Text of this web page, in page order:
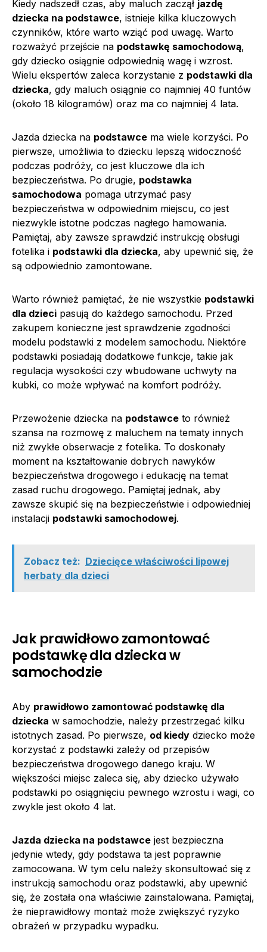
Kiedy nadszedł czas, aby maluch zaczął jazdę
dziecka na podstawce, istnieje kilka kluczowych
czynników, które warto wziąć pod uwagę. Warto
rozważyć przejście na podstawkę samochodową,
gdy dziecko osiągnie odpowiednią wagę i wzrost.
Wielu ekspertów zaleca korzystanie z podstawki dla
dziecka, gdy maluch osiągnie co najmniej 40 funtów
(około 18 kilogramów) oraz ma co najmniej 4 lata.
Jazda dziecka na podstawce ma wiele korzyści. Po
pierwsze, umożliwia to dziecku lepszą widoczność
podczas podróży, co jest kluczowe dla ich
bezpieczeństwa. Po drugie, podstawka
samochodowa pomaga utrzymać pasy
bezpieczeństwa w odpowiednim miejscu, co jest
niezwykle istotne podczas nagłego hamowania.
Pamiętaj, aby zawsze sprawdzić instrukcję obsługi
fotelika i podstawki dla dziecka, aby upewnić się, że
są odpowiednio zamontowane.
Warto również pamiętać, że nie wszystkie podstawki
dla dzieci pasują do każdego samochodu. Przed
zakupem konieczne jest sprawdzenie zgodności
modelu podstawki z modelem samochodu. Niektóre
podstawki posiadają dodatkowe funkcje, takie jak
regulacja wysokości czy wbudowane uchwyty na
kubki, co może wpływać na komfort podróży.
Przewożenie dziecka na podstawce to również
szansa na rozmowę z maluchem na tematy innych
niż zwykłe obserwacje z fotelika. To doskonały
moment na kształtowanie dobrych nawyków
bezpieczeństwa drogowego i edukację na temat
zasad ruchu drogowego. Pamiętaj jednak, aby
zawsze skupić się na bezpieczeństwie i odpowiedniej
instalacji podstawki samochodowej.
Zobacz też: Dziecięce właściwości lipowej
herbaty dla dzieci
Jak prawidłowo zamontować
podstawkę dla dziecka w
samochodzie
Aby prawidłowo zamontować podstawkę dla
dziecka w samochodzie, należy przestrzegać kilku
istotnych zasad. Po pierwsze, od kiedy dziecko może
korzystać z podstawki zależy od przepisów
bezpieczeństwa drogowego danego kraju. W
większości miejsc zaleca się, aby dziecko używało
podstawki po osiągnięciu pewnego wzrostu i wagi, co
zwykle jest około 4 lat.
Jazda dziecka na podstawce jest bezpieczna
jedynie wtedy, gdy podstawa ta jest poprawnie
zamocowana. W tym celu należy skonsultować się z
instrukcją samochodu oraz podstawki, aby upewnić
się, że została ona właściwie zainstalowana. Pamiętaj,
że nieprawidłowy montaż może zwiększyć ryzyko
obrażeń w przypadku wypadku.